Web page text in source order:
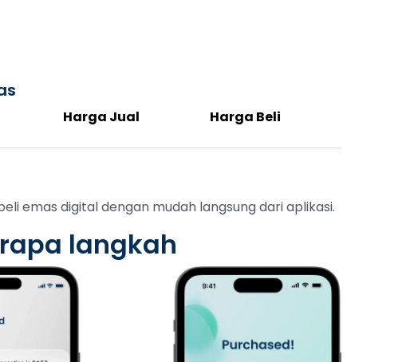
Harga Jual Harga Beli
emas digital dengan mudah langsung dari aplikasi.
langkah